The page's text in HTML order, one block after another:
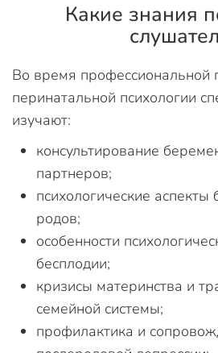
Какие знания
Во время профессиональной
перинатальной психологии
изучают:
консультирование
партнеров;
психологические аспекты
родов;
особенности
бесплодии;
кризисы материнства и
семейной системы;
профилактика и